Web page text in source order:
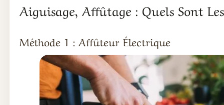
Aiguisage, Affûtage : Quels Sont
Méthode 1 : Affûteur Électrique